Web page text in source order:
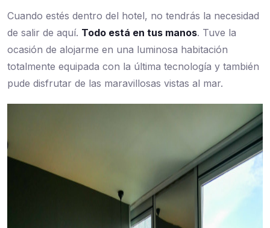
Cuando estés dentro del hotel, no tendrás la necesidad
de salir de aquí. Todo está en tus manos. Tuve la
ocasión de alojarme en una luminosa habitación
totalmente equipada con la última tecnología y también
pude disfrutar de las maravillosas vistas al mar.